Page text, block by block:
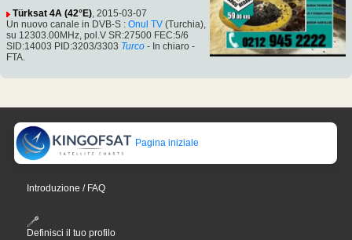
Türksat 4A (42°E), 2015-03-07
Un nuovo canale in DVB-S : Onul TV (Turchia),
su 12303.00MHz, pol.V SR:27500 FEC:5/6
SID:14003 PID:3203/3303 Turco - In chiaro -
FTA.
Pagina iniziale
Introduzione / FAQ
Definisci il tuo profilo